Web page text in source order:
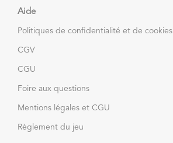
Aide
Politiques de confidentialité et de cookies
CGV
CGU
Foire aux questions
Mentions légales et CGU
Règlement du jeu